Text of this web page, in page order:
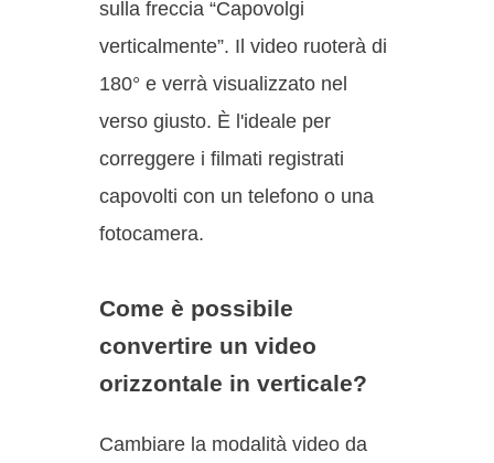
sulla freccia “Capovolgi
verticalmente”. Il video ruoterà di
180° e verrà visualizzato nel
verso giusto. È l'ideale per
correggere i filmati registrati
capovolti con un telefono o una
fotocamera.
Come è possibile
convertire un video
orizzontale in verticale?
Cambiare la modalità video da